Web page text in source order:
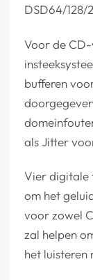
DSD64/128/
Voor de
bufferen
als Jitter
Vier digitale
om het
voor zowel
zal helpen
het luisteren